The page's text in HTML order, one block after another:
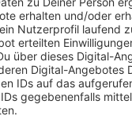
soll der Mann im
Messer in den
aber. Die
vom Tatort
sollen sich aus der